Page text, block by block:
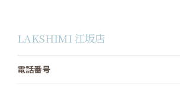
LAKSHIMI 江坂店
電話番号